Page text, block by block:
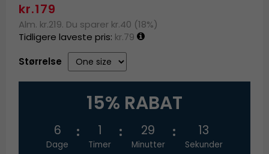
kr.179
Alm. kr.219. Du sparer kr.40 (18%)
Tidligere laveste pris: kr.79
Størrelse
15% RABAT
6
Dage
1
Timer
29
Minutter
13
Sekunder